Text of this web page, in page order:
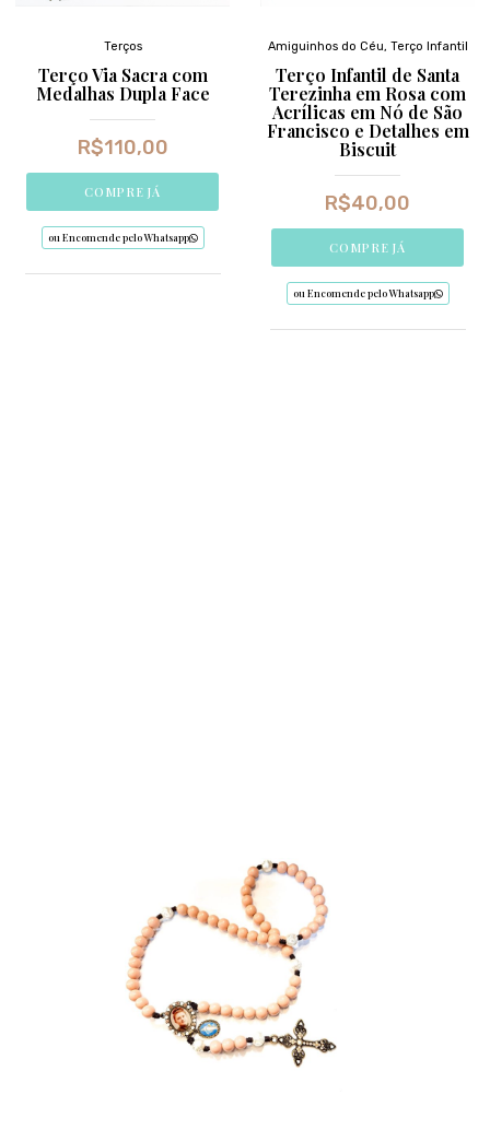
Terços
Terço Via Sacra com
Medalhas Dupla Face
R$110,00
COMPRE JÁ
ou Encomende pelo Whatsapp
Amiguinhos do Céu, Terço Infantil
Terço Infantil de Santa
Terezinha em Rosa com
Acrílicas em Nó de São
Francisco e Detalhes em
Biscuit
R$40,00
COMPRE JÁ
ou Encomende pelo Whatsapp